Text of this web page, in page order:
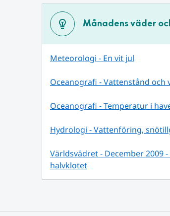
Månadens väder
Meteorologi - En vit jul
Oceanografi - Vattenstånd och
Oceanografi - Temperatur i
Hydrologi - Vattenföring,
Världsvädret - December
halvklotet